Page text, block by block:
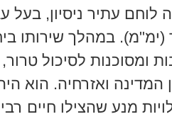
לוחם עתיר ניסיון,
(ימ"מ). במהלך שירותו
ומסוכנות לסיכול
המדינה ואזרחיה. הוא
מנע שהצילו חיים